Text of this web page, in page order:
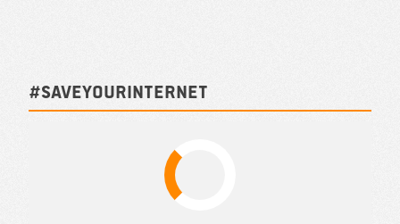
#SAVEYOURINTERNET